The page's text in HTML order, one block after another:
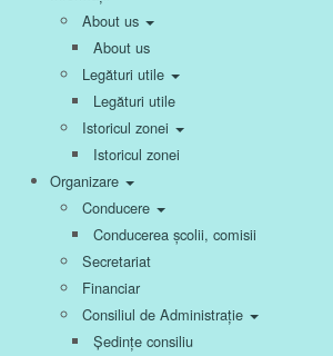
About us
About us
Legături utile
Legături utile
Istoricul zonei
Istoricul zonei
Organizare
Conducere
Conducerea școlii, comisii
Secretariat
Financiar
Consiliul de Administrație
Ședințe consiliu